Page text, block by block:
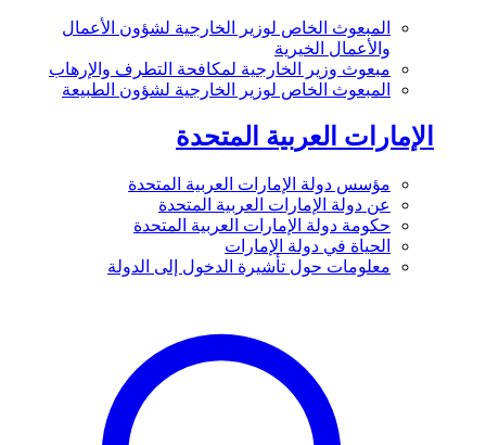
المبعوث الخاص لوزير الخارجية لشؤون الأعمال
والأعمال الخيرية
مبعوث وزير الخارجية لمكافحة التطرف والإرهاب
المبعوث الخاص لوزير الخارجية لشؤون الطبيعة
الإمارات العربية المتحدة
مؤسس دولة الإمارات العربية المتحدة
عن دولة الإمارات العربية المتحدة
حكومة دولة الإمارات العربية المتحدة
الحياة في دولة الإمارات
معلومات حول تأشيرة الدخول إلى الدولة